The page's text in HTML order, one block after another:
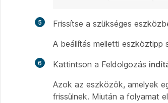
5 Frissítse a szükséges
A beállítás melletti eszköztipp
6 Kattintson a Feldolgozás
Azok az eszközök, amelyek
frissülnek. Miután a folyamat